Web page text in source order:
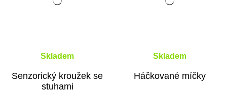
Skladem
Senzorický kroužek se
stuhami
Skladem
Háčkované míčky